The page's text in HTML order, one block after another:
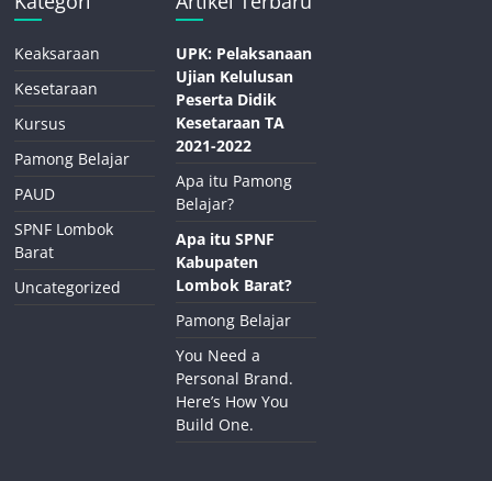
Keaksaraan
Kesetaraan
Kursus
Pamong Belajar
PAUD
SPNF Lombok
Barat
Uncategorized
UPK: Pelaksanaan
Ujian Kelulusan
Peserta Didik
Kesetaraan TA
2021-2022
Apa itu Pamong
Belajar?
Apa itu SPNF
Kabupaten
Lombok Barat?
Pamong Belajar
You Need a
Personal Brand.
Here’s How You
Build One.